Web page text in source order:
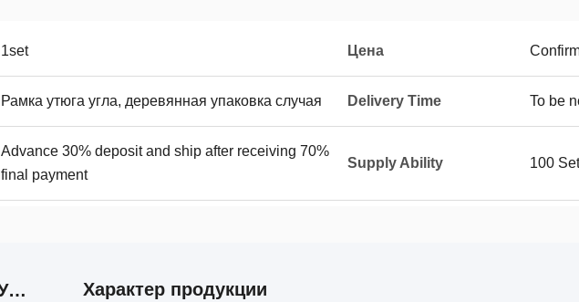
1set Цена
Рамка утюга угла, деревянная упаковка случая Delivery Time To be
Advance 30% deposit and ship after receiving 70%
final payment
Supply Ability 100
СОБЩЕННЫЕ ПРОДУКТЫ Характер продукции